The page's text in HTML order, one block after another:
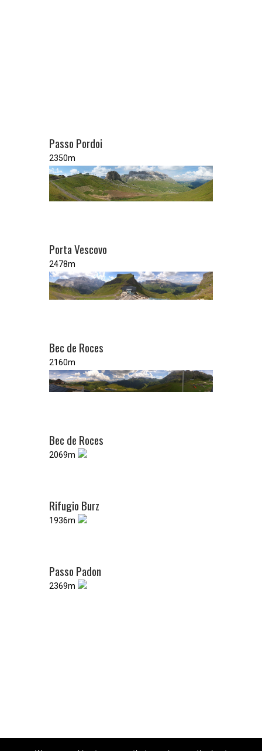
Passo Pordoi
2350m
Porta Vescovo
2478m
Bec de Roces
2160m
Bec de Roces
2069m
Rifugio Burz
1936m
Passo Padon
2369m